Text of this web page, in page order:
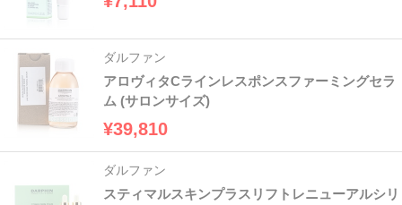
ダルファン
アロヴィタCラインレスポンスファーミングセラ
ム (サロンサイズ)
¥39,810
ダルファン
スティマルスキンプラスリフトレニューアルシリ